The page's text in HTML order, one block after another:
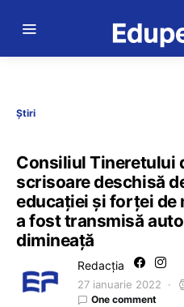
Știri
Consiliul Tineretului
scrisoare deschisă
educației și forței de
a fost transmisă
dimineață
Redacția
27 ianuarie 2022
One comment